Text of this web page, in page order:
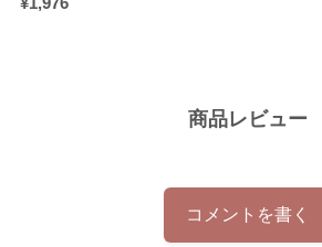
商品レビュー
コメントを書く